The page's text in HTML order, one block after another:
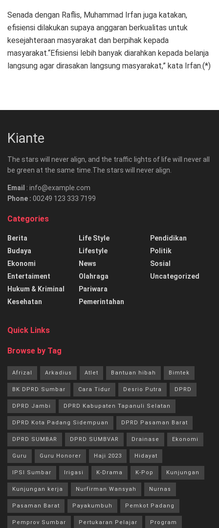
Senada dengan Raflis, Muhammad Irfan juga katakan,
efisiensi dilakukan supaya anggaran berkualitas untuk
kesejahteraan masyarakat dan berpihak kepada
masyarakat.“Efisiensi lebih banyak diarahkan kepada belanja
langsung agar dirasakan langsung masyarakat,” kata Irfan.(*)
Kiante
The stars will never align, and the traffic lights of life will never all
be green at the same time.The stars will never align.
Email : info@example.com
Phone : 00249 123 333 7199
Categories
Berita
Budaya
Ekonomi
Entertaiment
Hukum & Kriminal
Kesehatan
Life Style
Lifestyle
News
Olahraga
Pariwara
Pemerintahan
Pendidikan
Politik
Sosial
Uncategorized
Quick Links
Browse by Tag
Afrizal Arkadius Atlet Bantuan hibah Bimtek
BK DPRD Sumbar Cara Tidur Desrio Putra DPRD
DPRD Jambi DPRD Kabupaten Tapanuli Selatan
DPRD Kota Padang Sidempuan DPRD Pasaman Barat
DPRD SUMBAR DPRD SUMBVAR Drainase Ekonomi
Guru Guru Honorer Haji 2023 Hidayat
IPSI Sumbar Irigasi K-Drama K-Pop Kunjungan
Kunjungan kerja Nurfirman Wansyah Nurnas
Pasaman Barat Payakumbuh Pemkot Padang
Pemprov Sumbar Pertukaran Pelajar Program